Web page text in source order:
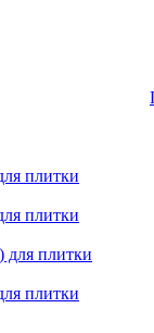
плитки
плитки
плитки
плитки